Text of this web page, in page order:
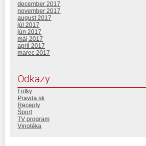
december 2017
november 2017
august 2017
júl 2017
jún 2017
máj 2017
apríl 2017
marec 2017
Odkazy
Fotky
Pravda.sk
Recepty
Šport
TV program
Vinotéka